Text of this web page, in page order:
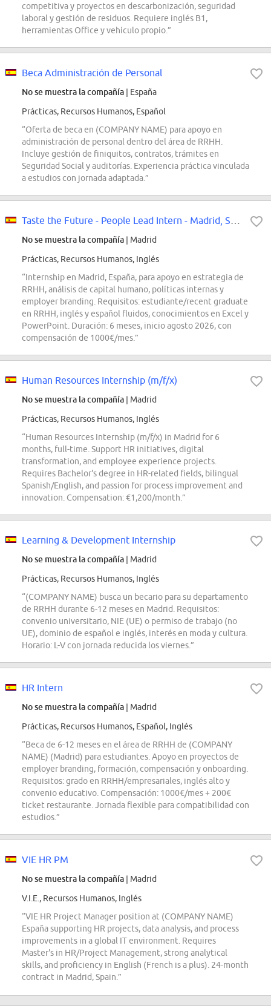
competitiva y proyectos en descarbonización, seguridad
laboral y gestión de residuos. Requiere inglés B1,
herramientas Office y vehículo propio.”
Beca Administración de Personal
No se muestra la compañía | España
Prácticas, Recursos Humanos, Español
“Oferta de beca en (COMPANY NAME) para apoyo en
administración de personal dentro del área de RRHH.
Incluye gestión de finiquitos, contratos, trámites en
Seguridad Social y auditorías. Experiencia práctica vinculada
a estudios con jornada adaptada.”
No se muestra la compañía | Madrid
Prácticas, Recursos Humanos, Inglés
“Internship en Madrid, España, para apoyo en estrategia de
RRHH, análisis de capital humano, políticas internas y
employer branding. Requisitos: estudiante/recent graduate
en RRHH, inglés y español fluidos, conocimientos en Excel y
PowerPoint. Duración: 6 meses, inicio agosto 2026, con
compensación de 1000€/mes.”
Human Resources Internship (m/f/x)
No se muestra la compañía | Madrid
Prácticas, Recursos Humanos, Inglés
“Human Resources Internship (m/f/x) in Madrid for 6
months, full-time. Support HR initiatives, digital
transformation, and employee experience projects.
Requires Bachelor's degree in HR-related fields, bilingual
Spanish/English, and passion for process improvement and
innovation. Compensation: €1,200/month.”
Learning & Development Internship
No se muestra la compañía | Madrid
Prácticas, Recursos Humanos, Inglés
“(COMPANY NAME) busca un becario para su departamento
de RRHH durante 6-12 meses en Madrid. Requisitos:
convenio universitario, NIE (UE) o permiso de trabajo (no
UE), dominio de español e inglés, interés en moda y cultura.
Horario: L-V con jornada reducida los viernes.”
HR Intern
No se muestra la compañía | Madrid
Prácticas, Recursos Humanos, Español, Inglés
“Beca de 6-12 meses en el área de RRHH de (COMPANY
NAME) (Madrid) para estudiantes. Apoyo en proyectos de
employer branding, formación, compensación y onboarding.
Requisitos: grado en RRHH/empresariales, inglés alto y
convenio educativo. Compensación: 1000€/mes + 200€
ticket restaurante. Jornada flexible para compatibilidad con
estudios.”
VIE HR PM
No se muestra la compañía | Madrid
V.I.E., Recursos Humanos, Inglés
“VIE HR Project Manager position at (COMPANY NAME)
España supporting HR projects, data analysis, and process
improvements in a global IT environment. Requires
Master's in HR/Project Management, strong analytical
skills, and proficiency in English (French is a plus). 24-month
contract in Madrid, Spain.”